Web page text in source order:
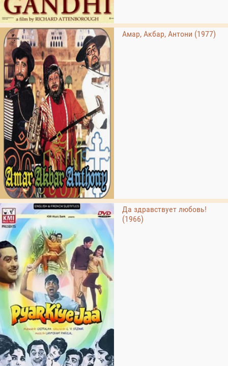
Амар, Акбар, Антони (1977)
Да здравствует любовь!
(1966)